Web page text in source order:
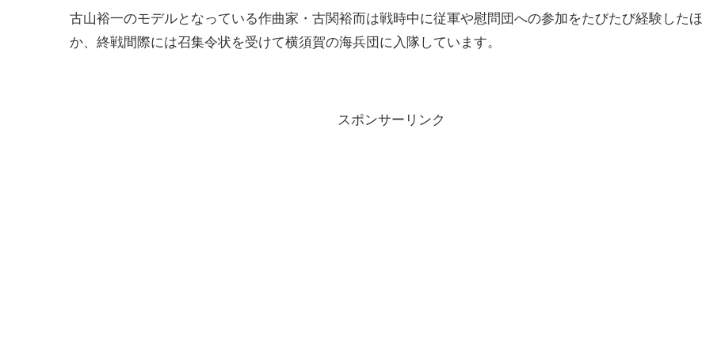
古山裕一のモデルとなっている作曲家・古関裕而は戦時中に従軍や慰問団への参加をたびたび経験したほ
か、終戦間際には召集令状を受けて横須賀の海兵団に入隊しています。
スポンサーリンク